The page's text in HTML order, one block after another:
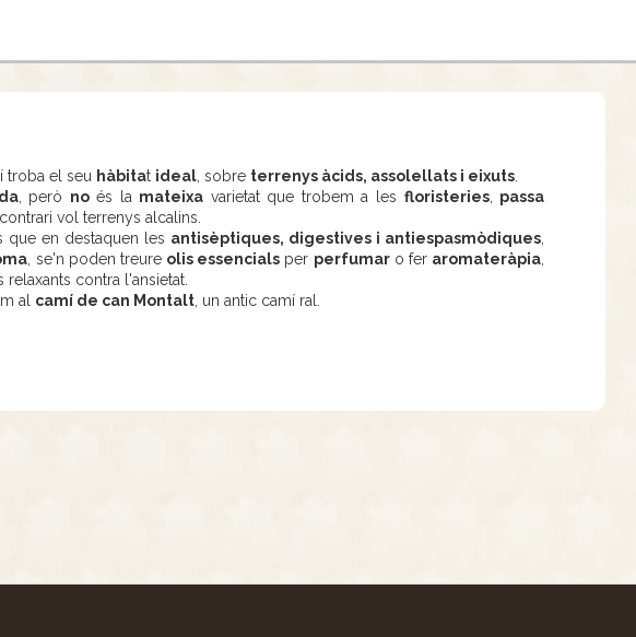
troba el seu hàbitat ideal , sobre terrenys àcids, assolellats i eixuts
, però noés la mateixa varietat que trobem a les floristeries, passa
vol terrenys alcalins.
que en destaquen les antisèptiques, digestives i antiespasmòdiques
, se'n poden treure olis essencials per perfumaro fer aromateràpia
contra l'ansietat.
al camí de can Montalt , un antic camí ral.